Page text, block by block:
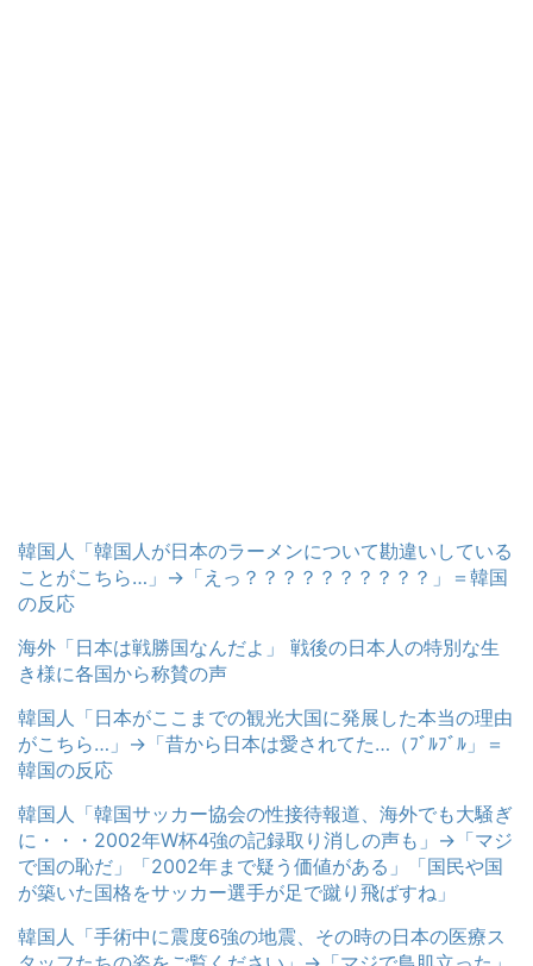
韓国人「韓国人が日本のラーメンについて勘違いしている
ことがこちら…」→「えっ？？？？？？？？？？」＝韓国
の反応
海外「日本は戦勝国なんだよ」 戦後の日本人の特別な生
き様に各国から称賛の声
韓国人「日本がここまでの観光大国に発展した本当の理由
がこちら…」→「昔から日本は愛されてた…（ﾌﾞﾙﾌﾞﾙ」＝
韓国の反応
韓国人「韓国サッカー協会の性接待報道、海外でも大騒ぎ
に・・・2002年W杯4強の記録取り消しの声も」→「マジ
で国の恥だ」「2002年まで疑う価値がある」「国民や国
が築いた国格をサッカー選手が足で蹴り飛ばすね」
韓国人「手術中に震度6強の地震、その時の日本の医療ス